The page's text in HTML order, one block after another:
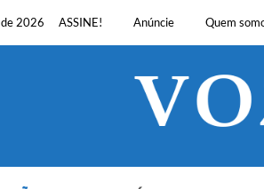
2026 ASSINE! Anúncie Quem
VOZ. DESDE 1948.